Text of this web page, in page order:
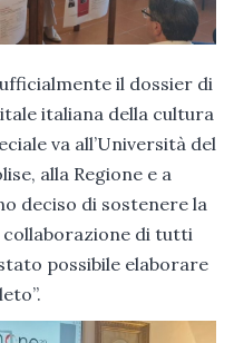
il dossier di
italiana della cultura
va all’Università del
alla Regione e a
deciso di sostenere la
collaborazione di tutti
possibile elaborare